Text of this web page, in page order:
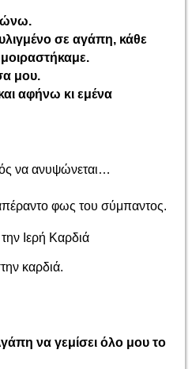
σε αγάπη, κάθε
μου.
αφήνω κι εμένα
να ανυψώνεται…
φως του σύμπαντος.
Ιερή Καρδιά
καρδιά.
να γεμίσει όλο μου το